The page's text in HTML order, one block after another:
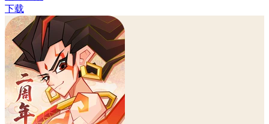
下载